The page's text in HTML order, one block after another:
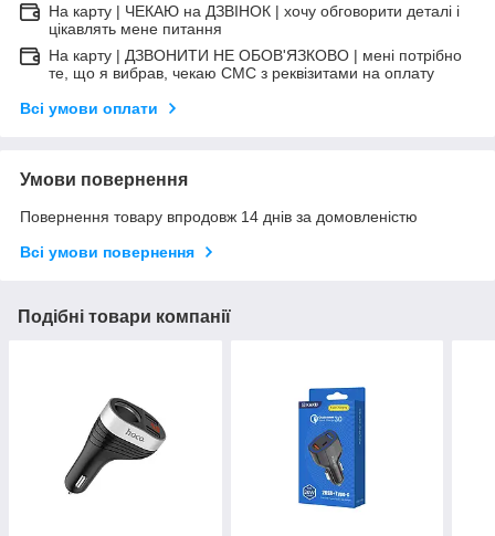
На карту | ЧЕКАЮ на ДЗВІНОК | хочу обговорити деталі і
цікавлять мене питання
На карту | ДЗВОНИТИ НЕ ОБОВ'ЯЗКОВО | мені потрібно
те, що я вибрав, чекаю СМС з реквізитами на оплату
Всі умови оплати
Умови повернення
Повернення товару впродовж 14 днів за домовленістю
Всі умови повернення
Подібні товари компанії